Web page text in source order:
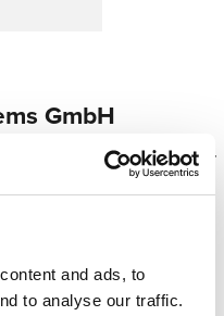
and ads, to
to analyse our traffic.
GmbH
Lorch I Votre revendeur
de soudage industriel
I Votre expert du service
Votre revendeur spécialisé